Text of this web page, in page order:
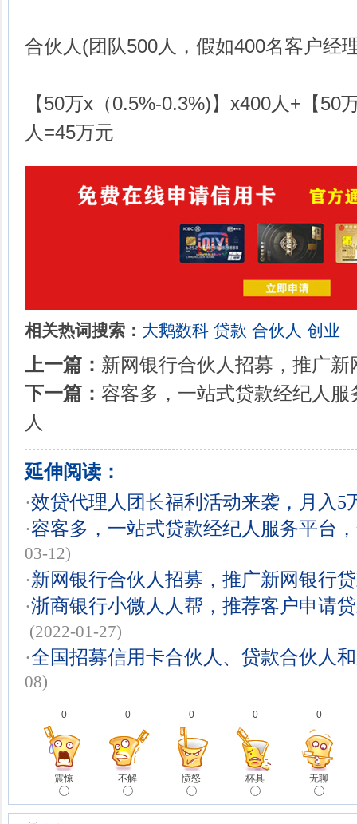
合伙人(团队500人，假如400名客户经
【50万x（0.5%-0.3%)】x400人+【50
人=45万元
相关热词搜索： 大鹅数科 贷款 合伙人 创业
上一篇： 新网银行合伙人招募，推广
下一篇： 容客多，一站式贷款经纪人
人
延伸阅读：
·效贷代理人团长福利活动来袭，月入5
·容客多，一站式贷款经纪人服务平台
03-12)
·新网银行合伙人招募，推广新网银行
·浙商银行小微人人帮，推荐客户申请
(2022-01-27)
·全国招募信用卡合伙人、贷款合伙人
08)
0
震惊
0
不解
0
愤怒
0
杯具
0
无聊